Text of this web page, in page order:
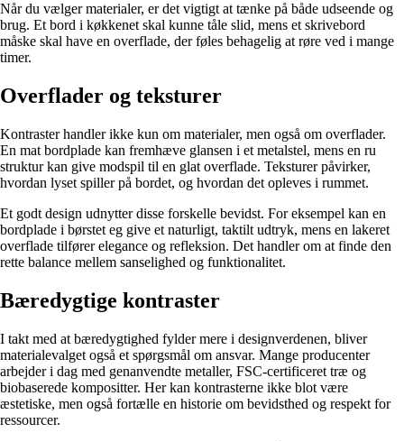
Når du vælger materialer, er det vigtigt at tænke på både udseende og
brug. Et bord i køkkenet skal kunne tåle slid, mens et skrivebord
måske skal have en overflade, der føles behagelig at røre ved i mange
timer.
Overflader og teksturer
Kontraster handler ikke kun om materialer, men også om overflader.
En mat bordplade kan fremhæve glansen i et metalstel, mens en ru
struktur kan give modspil til en glat overflade. Teksturer påvirker,
hvordan lyset spiller på bordet, og hvordan det opleves i rummet.
Et godt design udnytter disse forskelle bevidst. For eksempel kan en
bordplade i børstet eg give et naturligt, taktilt udtryk, mens en lakeret
overflade tilfører elegance og refleksion. Det handler om at finde den
rette balance mellem sanselighed og funktionalitet.
Bæredygtige kontraster
I takt med at bæredygtighed fylder mere i designverdenen, bliver
materialevalget også et spørgsmål om ansvar. Mange producenter
arbejder i dag med genanvendte metaller, FSC-certificeret træ og
biobaserede kompositter. Her kan kontrasterne ikke blot være
æstetiske, men også fortælle en historie om bevidsthed og respekt for
ressourcer.